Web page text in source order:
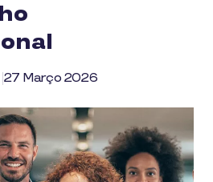
27 Março 2026